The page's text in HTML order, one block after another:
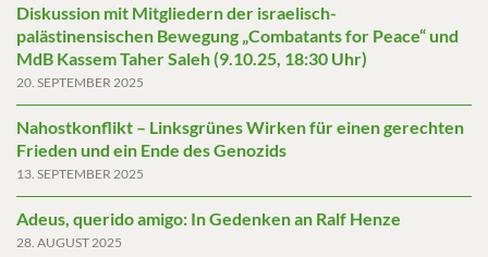
Diskussion mit Mitgliedern der israelisch-
palästinensischen Bewegung „Combatants for Peace“ und
MdB Kassem Taher Saleh (9.10.25, 18:30 Uhr)
20. SEPTEMBER 2025
Nahostkonflikt – Linksgrünes Wirken für einen gerechten
Frieden und ein Ende des Genozids
13. SEPTEMBER 2025
Adeus, querido amigo: In Gedenken an Ralf Henze
28. AUGUST 2025